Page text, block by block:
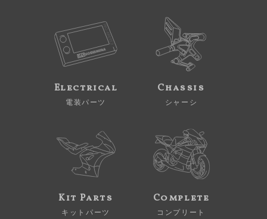
Electrical
電装パーツ
Chassis
シャーシ
Kit Parts
キットパーツ
Complete
コンプリート